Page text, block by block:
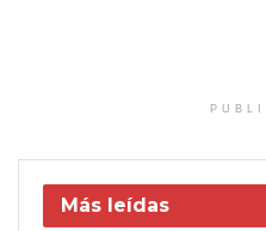
Más leídas